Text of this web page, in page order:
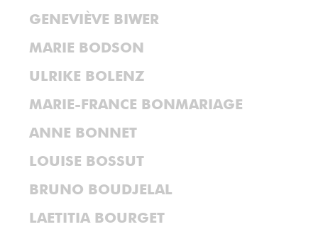
GENEVIÈVE BIWER
MARIE BODSON
ULRIKE BOLENZ
MARIE-FRANCE BONMARIAGE
ANNE BONNET
LOUISE BOSSUT
BRUNO BOUDJELAL
LAETITIA BOURGET